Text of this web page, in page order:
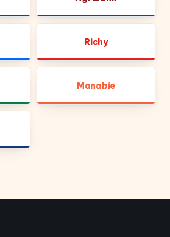
Richy
Manabie